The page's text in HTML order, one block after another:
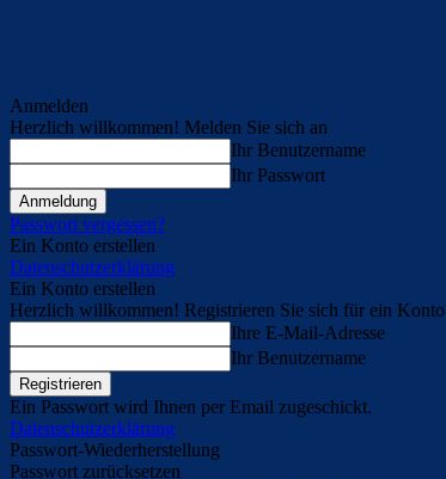
Anmelden
Herzlich willkommen! Melden Sie sich an
Ihr Benutzername
Ihr Passwort
Passwort vergessen?
Ein Konto erstellen
Datenschutzerklärung
Ein Konto erstellen
Herzlich willkommen! Registrieren Sie sich für ein Konto
Ihre E-Mail-Adresse
Ihr Benutzername
Ein Passwort wird Ihnen per Email zugeschickt.
Datenschutzerklärung
Passwort-Wiederherstellung
Passwort zurücksetzen